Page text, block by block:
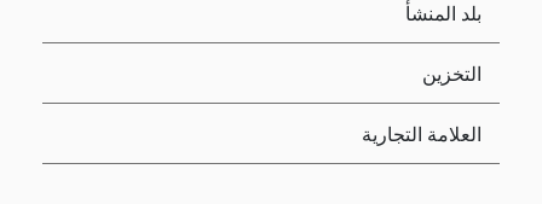
بلد المنشأ
التخزين
العلامة التجارية